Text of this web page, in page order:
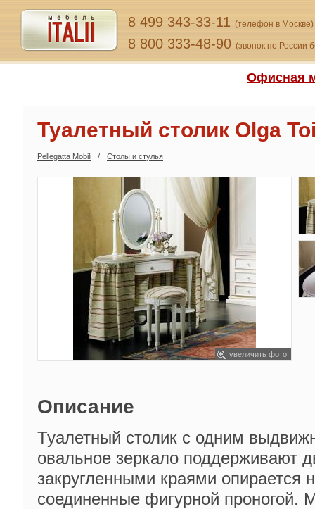
8 499 343-33-11 (телефон в Москве)
8 800 333-48-90 (звонок по России
Офисная
Туалетный столик Olga
Pellegatta Mobili Столы и стулья
увеличить фото
Описание
Туалетный столик с одним
овальное зеркало поддерживают
закругленными краями опирается
соединенные фигурной проногой.